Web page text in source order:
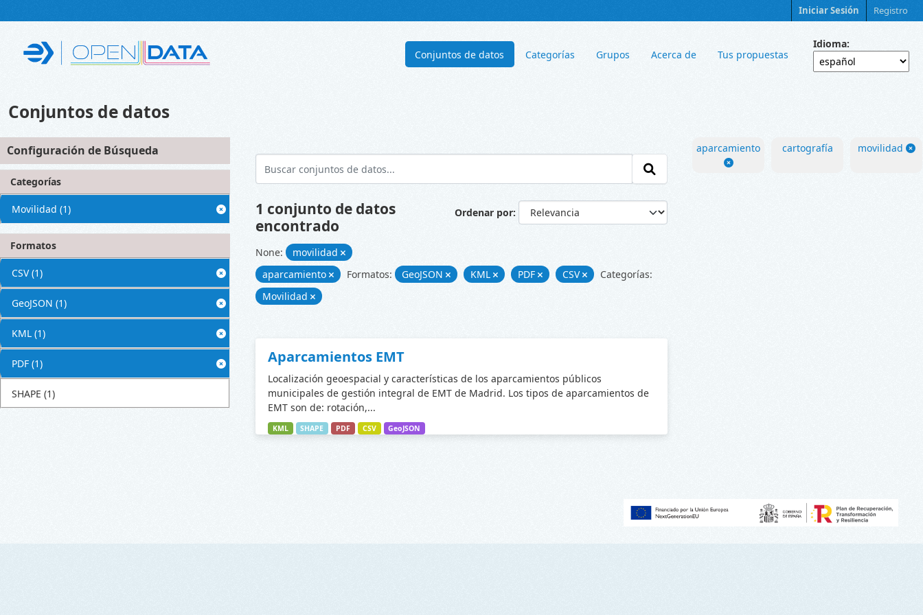
Iniciar Sesión Registro
Conjuntos de datos Categorías Grupos Acerca de Tus propuestas
Idioma
Conjuntos de datos
Configuración de Búsqueda
Categorías
Movilidad (1)
Formatos
CSV (1)
GeoJSON (1)
KML (1)
PDF (1)
SHAPE (1)
Ordenar por
1 conjunto de datos
encontrado
None:
movilidad
aparcamiento
Formatos: GeoJSON KML PDF CSV
Categorías:
Movilidad
Aparcamientos EMT
Localización geoespacial y características de los aparcamientos públicos
municipales de gestión integral de EMT de Madrid. Los tipos de aparcamientos de
EMT son de: rotación,...
KML SHAPE PDF CSV GeoJSON
aparcamiento cartografía movilidad